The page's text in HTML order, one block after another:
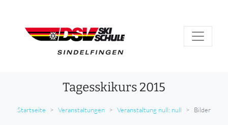
Tagesskikurs 2015
Startseite Veranstaltungen Veranstaltung null: null Bilder